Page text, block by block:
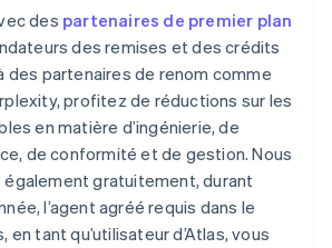
des partenaires de premier plan
des remises et des crédits
des partenaires de renom comme
profitez de réductions sur les
en matière d’ingénierie, de
de conformité et de gestion. Nous
gratuitement, durant
l’agent agréé requis dans le
en tant qu’utilisateur d’Atlas, vous